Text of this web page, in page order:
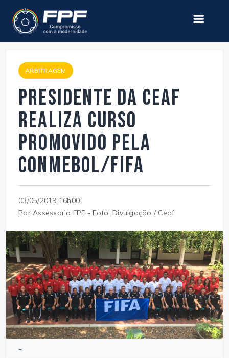
ARBITRAGEM
Presidente da Ceaf
realiza curso
promovido pela
CONMEBOL/FIFA
03/05/2019 16h00
Por Assessoria FPF - Foto: Divulgação / Ceaf
-